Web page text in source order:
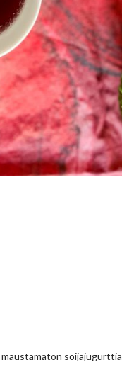
soijajugurttia